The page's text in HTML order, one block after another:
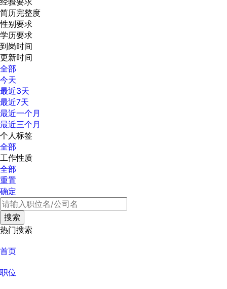
简历完整度
性别要求
学历要求
到岗时间
更新时间
全部
今天
最近3天
最近7天
最近一个月
最近三个月
个人标签
全部
工作性质
全部
重置
确定
热门搜索
首页
职位